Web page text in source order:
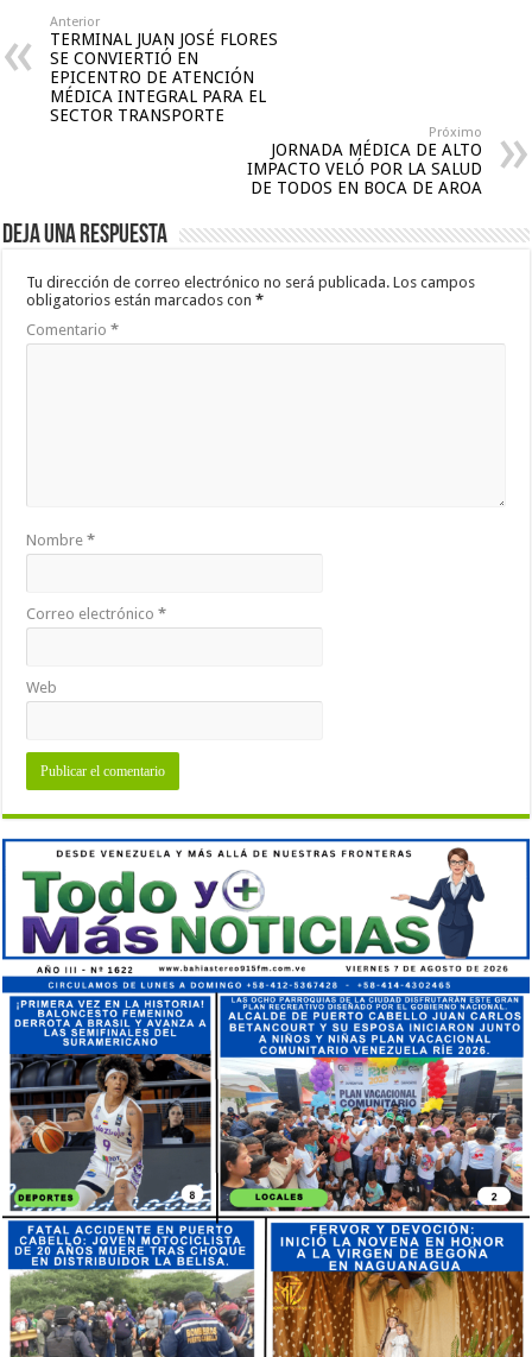
Anterior
TERMINAL JUAN JOSÉ FLORES
SE CONVIERTIÓ EN
EPICENTRO DE ATENCIÓN
MÉDICA INTEGRAL PARA EL
SECTOR TRANSPORTE
Próximo
JORNADA MÉDICA DE ALTO
IMPACTO VELÓ POR LA SALUD
DE TODOS EN BOCA DE AROA
Deja una respuesta
Tu dirección de correo electrónico no será publicada. Los campos
obligatorios están marcados con*
Comentario*
Nombre*
Correo electrónico*
Web